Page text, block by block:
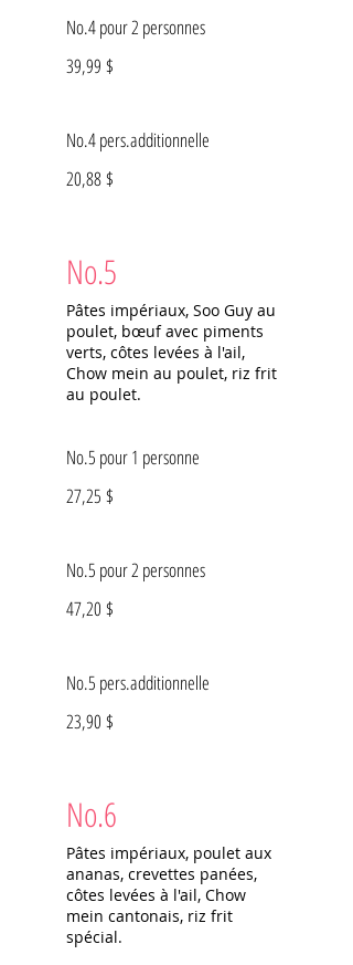
No.4 pour 2 personnes
39,99 $
No.4 pers.additionnelle
20,88 $
No.5
Pâtes impériaux, Soo Guy au
poulet, bœuf avec piments
verts, côtes levées à l'ail,
Chow mein au poulet, riz frit
au poulet.
No.5 pour 1 personne
27,25 $
No.5 pour 2 personnes
47,20 $
No.5 pers.additionnelle
23,90 $
No.6
Pâtes impériaux, poulet aux
ananas, crevettes panées,
côtes levées à l'ail, Chow
mein cantonais, riz frit
spécial.